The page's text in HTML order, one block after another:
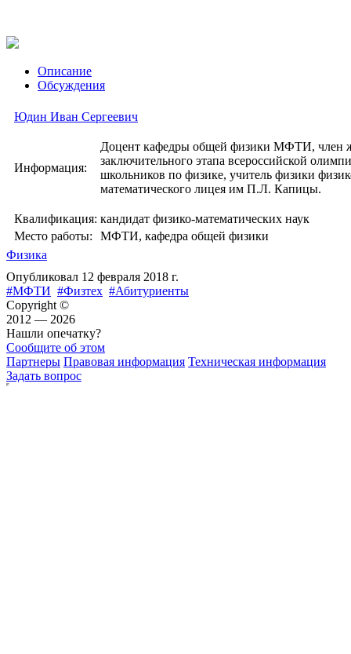
Описание
Обсуждения
Юдин Иван Сергеевич
Информация:
Доцент кафедры общей физики МФТИ, член
заключительного этапа всероссийской
школьников по физике, учитель физики
математического лицея им П.Л. Капицы.
Квалификация: кандидат физико-математических наук
Место работы:
МФТИ, кафедра общей физики
Физика
Опубликовал 12 февраля 2018 г.
#МФТИ #Физтех #Абитуриенты
Copyright ©
2012 — 2026
Нашли опечатку?
Сообщите об этом
Партнеры Правовая информация Техническая информация
Задать вопрос